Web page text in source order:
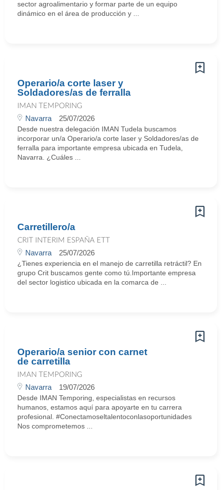
sector agroalimentario y formar parte de un equipo
dinámico en el área de producción y ...
Operario/a corte laser y
Soldadores/as de ferralla
IMAN TEMPORING
Navarra 25/07/2026
Desde nuestra delegación IMAN Tudela buscamos
incorporar un/a Operario/a corte laser y Soldadores/as de
ferralla para importante empresa ubicada en Tudela,
Navarra. ¿Cuáles ...
Carretillero/a
CRIT INTERIM ESPAÑA ETT
Navarra 25/07/2026
¿Tienes experiencia en el manejo de carretilla retráctil? En
grupo Crit buscamos gente como tú.Importante empresa
del sector logistico ubicada en la comarca de ...
Operario/a senior con carnet
de carretilla
IMAN TEMPORING
Navarra 19/07/2026
Desde IMAN Temporing, especialistas en recursos
humanos, estamos aquí para apoyarte en tu carrera
profesional. #Conectamoseltalentoconlasoportunidades
Nos comprometemos ...